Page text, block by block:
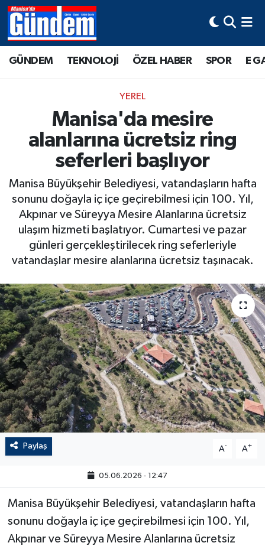
GÜNDEM TEKNOLOJİ ÖZEL HABER SPOR E
YEREL
Manisa'da mesire
alanlarına ücretsiz ring
seferleri başlıyor
Manisa Büyükşehir Belediyesi, vatandaşların hafta
sonunu doğayla iç içe geçirebilmesi için 100. Yıl,
Akpınar ve Süreyya Mesire Alanlarına ücretsiz
ulaşım hizmeti başlatıyor. Cumartesi ve pazar
günleri gerçekleştirilecek ring seferleriyle
vatandaşlar mesire alanlarına ücretsiz taşınacak.
Paylaş A- A+
05.06.2026 - 12:47
Manisa Büyükşehir Belediyesi, vatandaşların hafta
sonunu doğayla iç içe geçirebilmesi için 100. Yıl,
Akpınar ve Süreyya Mesire Alanlarına ücretsiz
Manisa Hava Durumu
Tüm Manşetler
Son Dakika Haberleri
Haber Arşivi